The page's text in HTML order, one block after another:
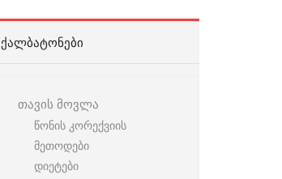
ᲥᲐᲚᲑᲐᲢᲝᲜᲔᲑᲘ
თავის მოვლა
წონის კორექვიის
მეთოდები
დიეტები